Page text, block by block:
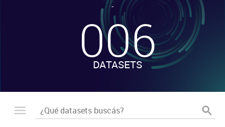
-
006
DATASETS